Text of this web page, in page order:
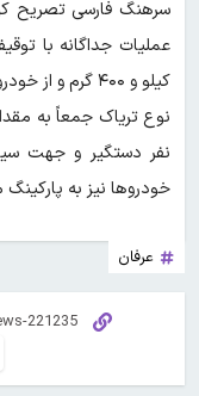
سرهنگ فارسی تصریح
نفر دستگیر و جهت
خودروها نیز به
عرفان